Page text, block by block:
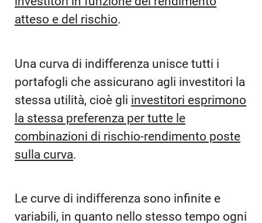
atteso e del rischio.
Una curva di indifferenza unisce tutti i
portafogli che assicurano agli investitori la
stessa utilità, cioè gli investitori esprimono
la stessa preferenza per tutte le
combinazioni di rischio-rendimento poste
sulla curva.
Le curve di indifferenza sono infinite e
variabili, in quanto nello stesso tempo ogni